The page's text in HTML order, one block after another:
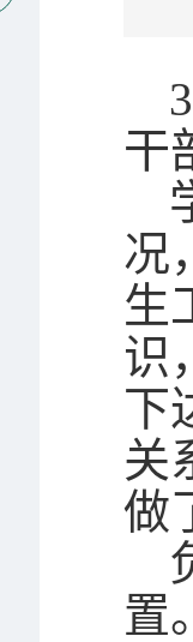
干
况
生
识
下
关
做
置